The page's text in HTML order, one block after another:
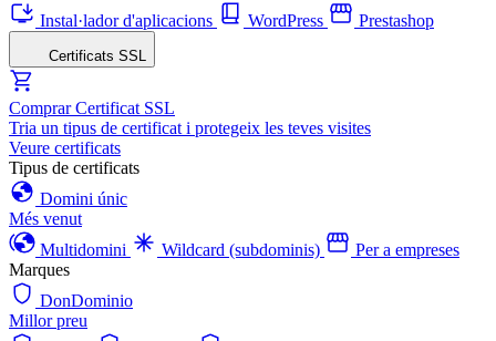
Instal·lador d'aplicacions
WordPress Prestashop
Certificats SSL
Comprar Certificat SSL
Tria un tipus de certificat i protegeix les teves visites
Veure certificats
Tipus de certificats
Domini únic
Més venut
Multidomini
Wildcard (subdominis)
Per a empreses
Marques
DonDominio
Millor preu